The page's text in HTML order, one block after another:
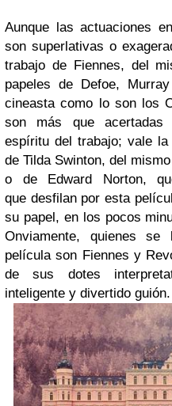
Aunque las actuaciones
son superlativas o
trabajo de Fiennes, del
papeles de Defoe,
cineasta como lo son los
son más que
espíritu del trabajo; vale la
de Tilda Swinton, del
o de Edward Norton,
que desfilan por esta
su papel, en los pocos
Onviamente, quienes
película son Fiennes y
de sus dotes
inteligente y divertido guión.